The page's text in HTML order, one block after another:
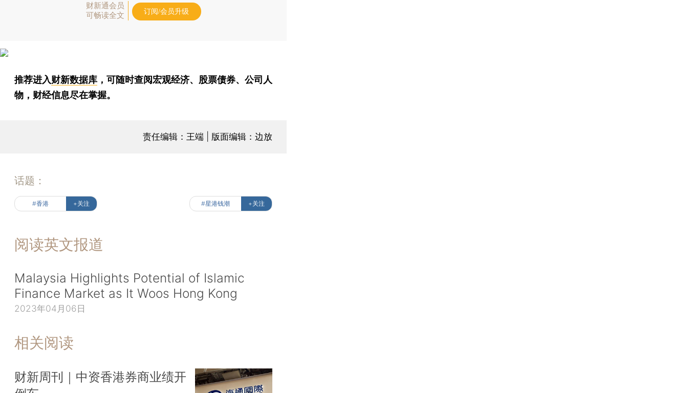
财新通会员
可畅读全文
订阅/会员升级
推荐进入财新数据库 ，可随时查阅宏观经济、股票债券、公司人
物，财经信息尽在掌握。
责任编辑：王端 | 版面编辑：边放
话题：
#香港 +关注 #星港钱潮 +关注
阅读英文报道
Malaysia Highlights Potential of Islamic
Finance Market as It Woos Hong Kong
2023年04月06日
相关阅读
财新周刊｜中资香港券商业绩开